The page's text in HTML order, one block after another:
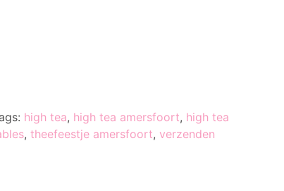
high tea, high tea amersfoort, high tea
, theefeestje amersfoort, verzenden